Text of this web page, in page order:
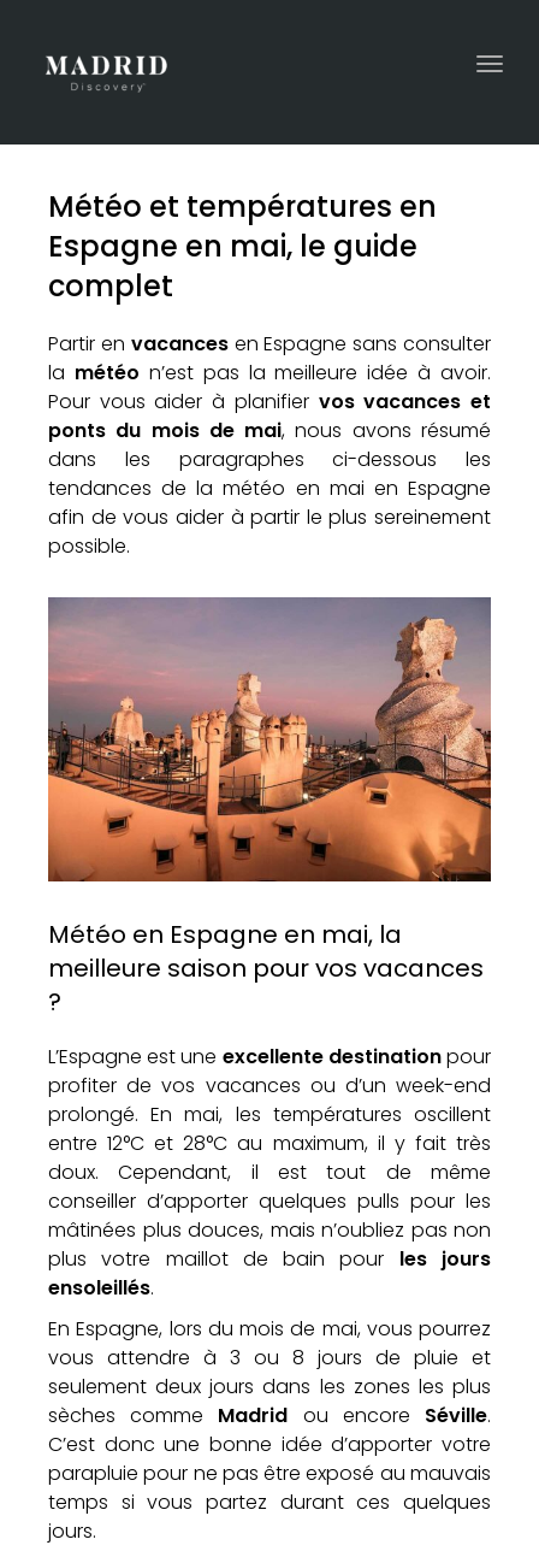
Météo et températures en
Espagne en mai, le guide
complet
Partir en vacancesen Espagne sans consulter
la météo n’est pas la meilleure idée à avoir.
Pour vous aider à planifier vos vacances et
ponts du mois de mai, nous avons résumé
dans les paragraphes ci-dessous les
tendances de la météo en mai en Espagne
afin de vous aider à partir le plus sereinement
possible.
Météo en Espagne en mai, la
meilleure saison pour vos vacances
?
L’Espagne est une excellente destinationpour
profiter de vos vacances ou d’un week-end
prolongé. En mai, les températures oscillent
entre 12°C et 28°C au maximum, il y fait très
doux. Cependant, il est tout de même
conseiller d’apporter quelques pulls pour les
mâtinées plus douces, mais n’oubliez pas non
plus votre maillot de bain pour les jours
ensoleillés.
En Espagne, lors du mois de mai, vous pourrez
vous attendre à 3 ou 8 jours de pluie et
seulement deux jours dans les zones les plus
sèches comme Madrid ou encore Séville.
C’est donc une bonne idée d’apporter votre
parapluie pour ne pas être exposé au mauvais
temps si vous partez durant ces quelques
jours.